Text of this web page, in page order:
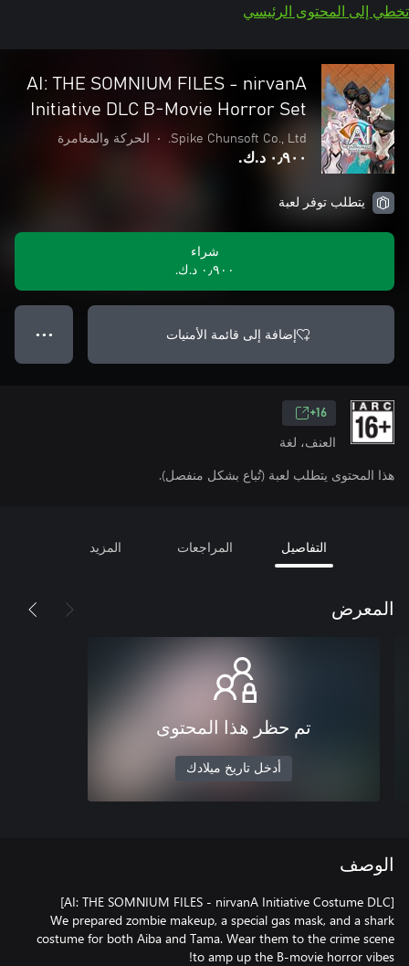
تخطي إلى المحتوى الرئيسي
AI: THE SOMNIUM FILES - nirvanA
Initiative DLC B-Movie Horror Set
Spike Chunsoft Co., Ltd.
• الحركة والمغامرة
٠٫٩٠٠ د.ك.‏
يتطلب توفر لعبة
شراء
٠٫٩٠٠ د.ك.‏
إضافة إلى قائمة الأمنيات ● ● ●
16+
العنف، لغة
هذا المحتوى يتطلب لعبة (تُباع بشكل منفصل).
التفاصيل المراجعات المزيد
المعرض
تم حظر هذا المحتوى
أدخل تاريخ ميلادك
الوصف
We prepared zombie makeup, a special gas mask, and a shark
costume for both Aiba and Tama. Wear them to the crime scene
to amp up the B-movie horror vibes!